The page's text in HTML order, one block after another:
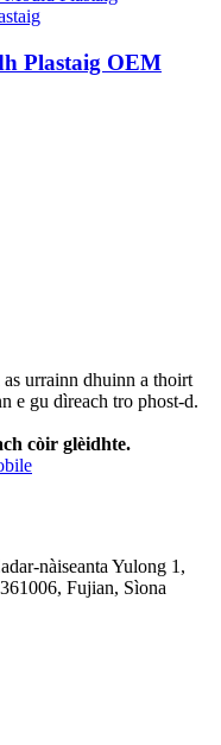
Plastaig OEM
urrainn dhuinn a thoirt
e gu dìreach tro phost-d.
còir glèidhte.
nàiseanta Yulong 1,
Fujian, Sìona